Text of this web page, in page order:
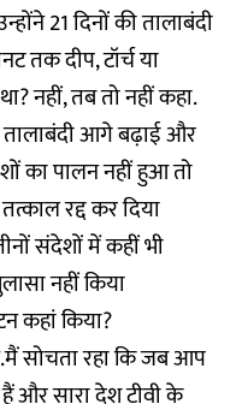
21 दिनों की तालाबंदी
तक दीप, टॉर्च या
नहीं, तब तो नहीं कहा.
आगे बढ़ाई और
का पालन नहीं हुआ तो
रद्द कर दिया
संदेशों में कहीं भी
नहीं किया
कहां किया?
सोचता रहा कि जब आप
सारा देश टीवी के